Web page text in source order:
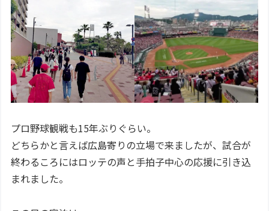
プロ野球観戦も15年ぶりぐらい。
どちらかと言えば広島寄りの立場で来ましたが、試合が
終わるころにはロッテの声と手拍子中心の応援に引き込
まれました。